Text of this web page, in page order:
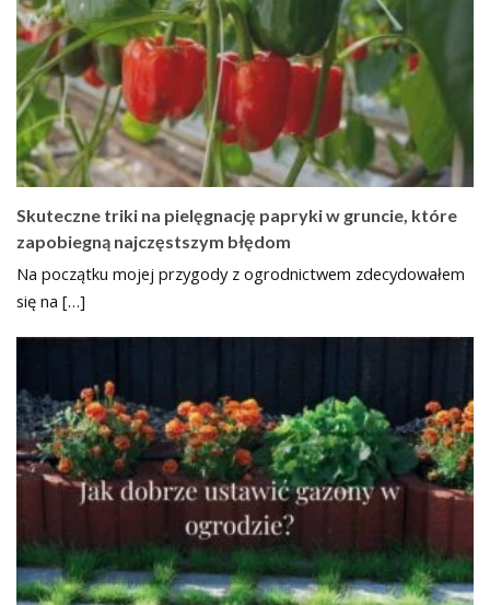
Skuteczne triki na pielęgnację papryki w gruncie, które
zapobiegną najczęstszym błędom
Na początku mojej przygody z ogrodnictwem zdecydowałem
się na […]